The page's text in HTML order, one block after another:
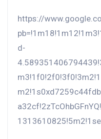
https://
d-